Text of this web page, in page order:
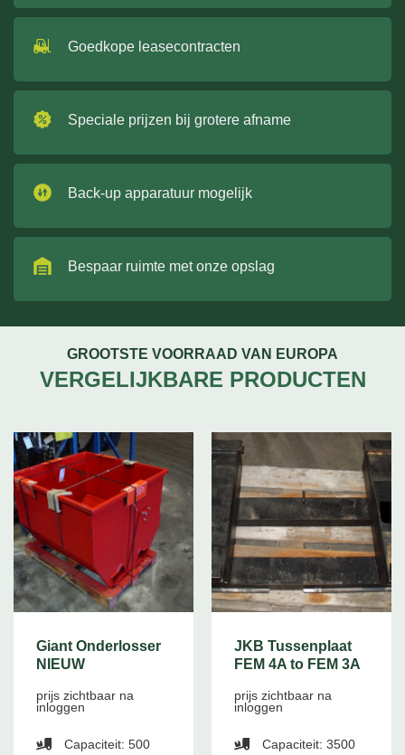
Goedkope leasecontracten
Speciale prijzen bij grotere afname
Back-up apparatuur mogelijk
Bespaar ruimte met onze opslag
GROOTSTE VOORRAAD VAN EUROPA
VERGELIJKBARE PRODUCTEN
Giant Onderlosser
NIEUW
prijs zichtbaar na
inloggen
Capaciteit: 500
JKB Tussenplaat
FEM 4A to FEM 3A
prijs zichtbaar na
inloggen
Capaciteit: 3500